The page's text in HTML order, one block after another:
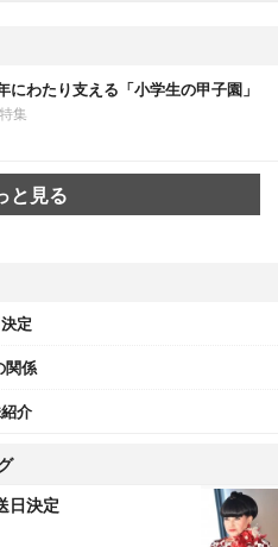
にわたり支える「小学生の甲子園」
集
と見る
定
関係
介
日決定